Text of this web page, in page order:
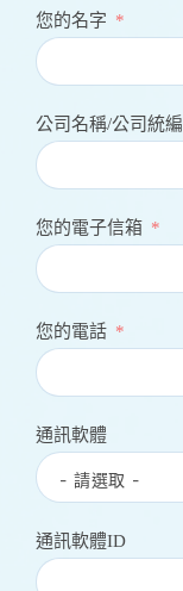
您的名字
公司名稱/公司統編
您的電子信箱
您的電話
通訊軟體
通訊軟體ID